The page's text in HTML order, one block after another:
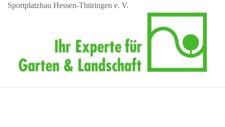
Sportplatzbau Hessen-Thüringen e. V.